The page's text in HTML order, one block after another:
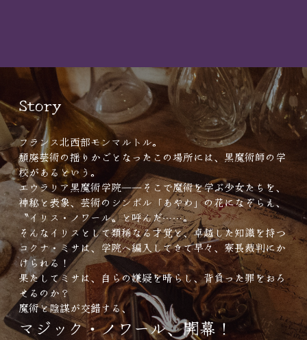
Story
フランス北西部モンマルトル。
頽廃芸術の揺りかごとなったこの場所には、黒魔術師の学
校があるという。
エウラリア黒魔術学院――そこで魔術を学ぶ少女たちを、
神秘と表象、芸術のシンボル「あやめ」の花になぞらえ、
〝イリス・ノワール〟と呼んだ……。
そんなイリスとして類稀なる才覚と、卓越した知識を持つ
コクナ・ミサは、学院へ編入してきて早々、寮長裁判にか
けられる！
果たしてミサは、自らの嫌疑を晴らし、背負った罪をおろ
せるのか？
魔術と陰謀が交錯する、
マジック・ノワール、開幕！